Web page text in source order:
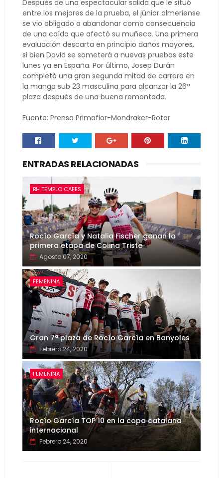
Después de una espectacular salida que le situó
entre los mejores de la prueba, el júnior almeriense
se vio obligado a abandonar como consecuencia
de una caída que afectó su muñeca. Una primera
evaluación descarta en principio daños mayores,
si bien David se someterá a nuevas pruebas este
lunes ya en España. Por último, Josep Durán
completó una gran segunda mitad de carrera en
la manga sub 23 masculina para alcanzar la 26ª
plaza después de una buena remontada.
Fuente: Prensa Primaflor-Mondraker-Rotor
ENTRADAS RELACIONADAS
BH TEMPLO CAFES
Rocío García y Natalia Fischer ganan la
primera etapa de Colina Triste
Agosto 07, 2020
FEMENINA
Gran 7ª plaza de Rocío García en Banyoles
Febrero 24, 2020
FEMENINA
Rocío García TOP 10 en la copa catalana
internacional
Febrero 24, 2020